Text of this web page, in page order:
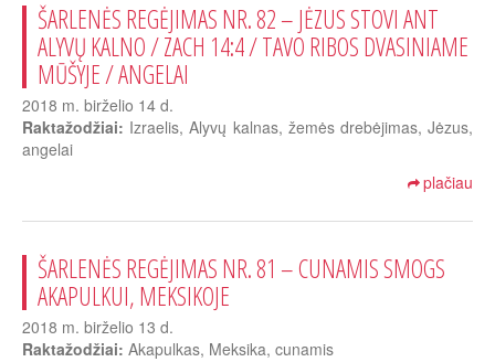
ŠARLENĖS REGĖJIMAS NR. 82 – JĖZUS STOVI ANT
ALYVŲ KALNO / ZACH 14:4 / TAVO RIBOS DVASINIAME
MŪŠYJE / ANGELAI
2018 m. birželio 14 d.
Raktažodžiai: Izraelis, Alyvų kalnas, žemės drebėjimas, Jėzus,
angelai
plačiau
ŠARLENĖS REGĖJIMAS NR. 81 – CUNAMIS SMOGS
AKAPULKUI, MEKSIKOJE
2018 m. birželio 13 d.
Raktažodžiai: Akapulkas, Meksika, cunamis